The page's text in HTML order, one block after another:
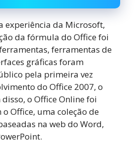
experiência da Microsoft,
da fórmula do Office foi
ferramentas de
gráficas foram
pela primeira vez
do Office 2007, o
o Office Online foi
Office, uma coleção de
na web do Word,